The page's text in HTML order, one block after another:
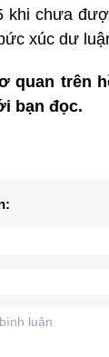
khi chưa
xúc dư
quan trên
bạn đọc.